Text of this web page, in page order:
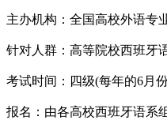
主办机构：全国高校外语专
针对人群：高等院校西班牙
考试时间：四级(每年的6月
报名：由各高校西班牙语系